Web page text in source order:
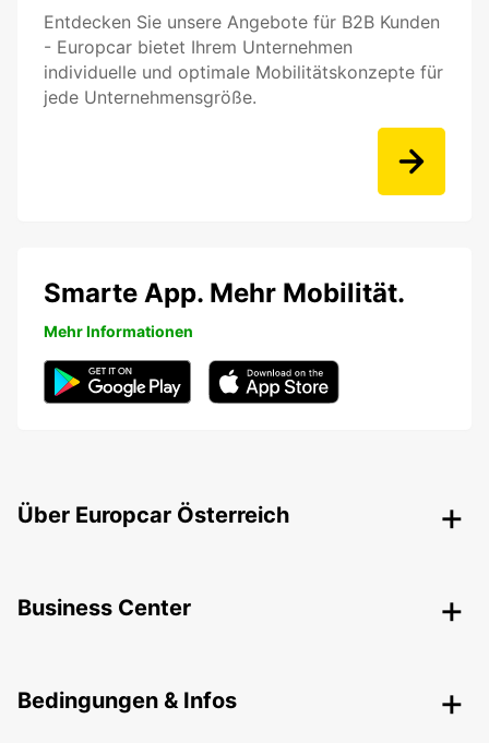
Entdecken Sie unsere Angebote für B2B Kunden
- Europcar bietet Ihrem Unternehmen
individuelle und optimale Mobilitätskonzepte für
jede Unternehmensgröße.
Smarte App. Mehr Mobilität.
Mehr Informationen
Über Europcar Österreich
Business Center
Bedingungen & Infos